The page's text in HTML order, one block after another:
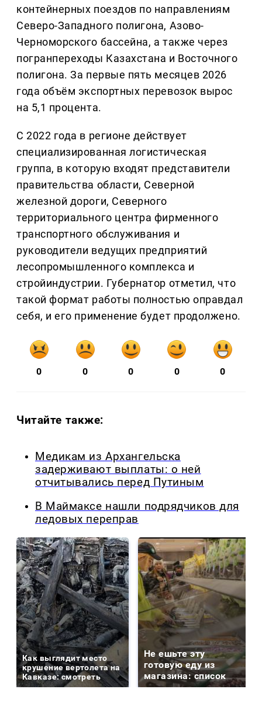
контейнерных поездов по направлениям
Северо-Западного полигона, Азово-
Черноморского бассейна, а также через
погранпереходы Казахстана и Восточного
полигона. За первые пять месяцев 2026
года объём экспортных перевозок вырос
на 5,1 процента.
С 2022 года в регионе действует
специализированная логистическая
группа, в которую входят представители
правительства области, Северной
железной дороги, Северного
территориального центра фирменного
транспортного обслуживания и
руководители ведущих предприятий
лесопромышленного комплекса и
стройиндустрии. Губернатор отметил, что
такой формат работы полностью оправдал
себя, и его применение будет продолжено.
0 0 0 0 0
Читайте также:
Медикам из Архангельска
задерживают выплаты: о ней
отчитывались перед Путиным
В Маймаксе нашли подрядчиков для
ледовых переправ
Как выглядит место
крушение вертолета на
Кавказе: смотреть
Не ешьте эту
готовую еду из
магазина: список